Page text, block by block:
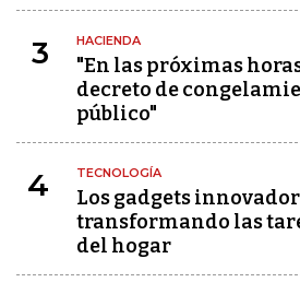
3 HACIENDA
"En las próximas
decreto de
público"
4 TECNOLOGÍA
Los gadgets
transformando las
del hogar